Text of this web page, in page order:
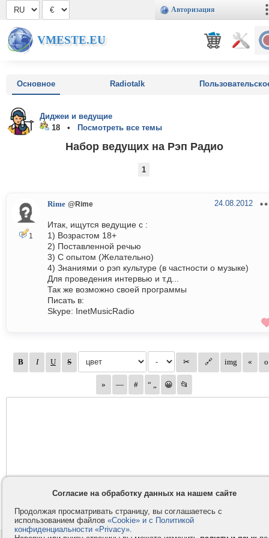
Авторизация
VMESTE.EU
Основное Radiotalk
Диджеи и ведущие
18 •
Посмотреть все темы
Набор ведущих на Рэп Радио
1
1
Rime @Rime 24.08.2012
Итак, ищутся ведущие с :
1) Возрастом 18+
2) Поставленной речью
3) С опытом (Желательно)
4) Знаниями о рэп культуре (в частности о музыке)
Для проведения интервью и т.д...
Так же возможно своей программы
Писать в:
Skype: InetMusicRadio
Согласие на обработку данных на нашем сайте
Продолжая просматривать страницу, вы соглашаетесь с
использованием файлов «Cookie» и с Политикой
конфиденциальности «Privacy».